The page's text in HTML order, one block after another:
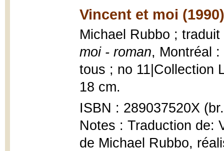
Vincent et moi (1990)
Michael Rubbo ;
moi - roman, Montréal
tous ; no 11|Collection
18 cm.
ISBN : 289037520X
Notes : Traduction de:
de Michael Rubbo,